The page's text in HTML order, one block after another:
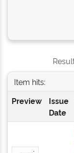
Item hits:
Preview
Issue
Date